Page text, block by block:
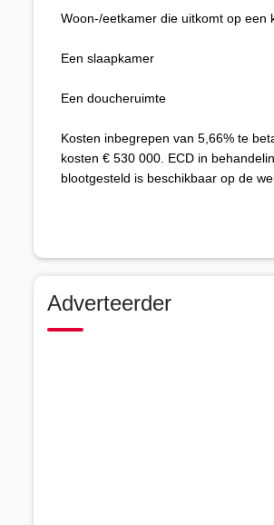
Woon-/eetkamer die uitkomt op een
Een slaapkamer
Een doucheruimte
Kosten inbegrepen van 5,66% te
kosten € 530 000. ECD in
blootgesteld is beschikbaar op de
Adverteerder